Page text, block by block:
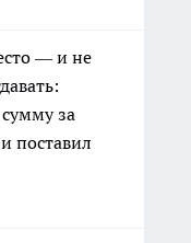
— и не
за
поставил